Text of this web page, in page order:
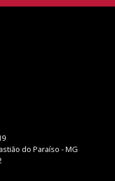
do Paraíso - MG